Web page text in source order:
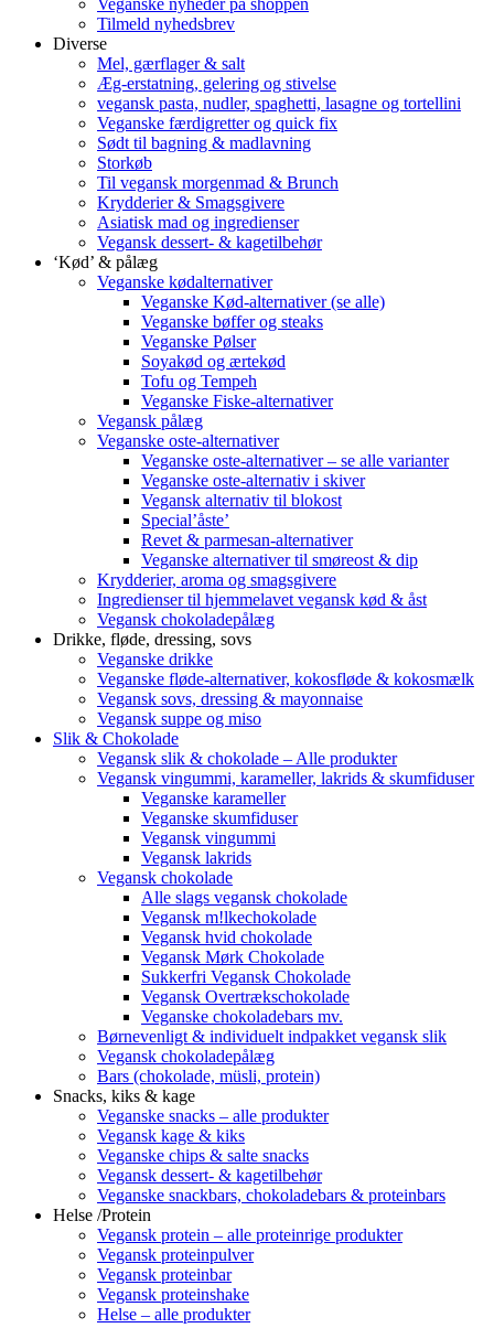
Tilmeld nyhedsbrev
Diverse
Mel, gærflager & salt
Æg-erstatning, gelering og stivelse
vegansk pasta, nudler, spaghetti, lasagne og tortellini
Veganske færdigretter og quick fix
Sødt til bagning & madlavning
Storkøb
Til vegansk morgenmad & Brunch
Krydderier & Smagsgivere
Asiatisk mad og ingredienser
Vegansk dessert- & kagetilbehør
‘Kød’ & pålæg
Veganske kødalternativer
Veganske Kød-alternativer (se alle)
Veganske bøffer og steaks
Veganske Pølser
Soyakød og ærtekød
Tofu og Tempeh
Veganske Fiske-alternativer
Vegansk pålæg
Veganske oste-alternativer
Veganske oste-alternativer – se alle varianter
Veganske oste-alternativ i skiver
Vegansk alternativ til blokost
Special’åste’
Revet & parmesan-alternativer
Veganske alternativer til smøreost & dip
Krydderier, aroma og smagsgivere
Ingredienser til hjemmelavet vegansk kød & åst
Vegansk chokoladepålæg
Drikke, fløde, dressing, sovs
Veganske drikke
Veganske fløde-alternativer, kokosfløde & kokosmælk
Vegansk sovs, dressing & mayonnaise
Vegansk suppe og miso
Slik & Chokolade
Vegansk slik & chokolade – Alle produkter
Vegansk vingummi, karameller, lakrids & skumfiduser
Veganske karameller
Veganske skumfiduser
Vegansk vingummi
Vegansk lakrids
Vegansk chokolade
Alle slags vegansk chokolade
Vegansk m!lkechokolade
Vegansk hvid chokolade
Vegansk Mørk Chokolade
Sukkerfri Vegansk Chokolade
Vegansk Overtrækschokolade
Veganske chokoladebars mv.
Børnevenligt & individuelt indpakket vegansk slik
Vegansk chokoladepålæg
Bars (chokolade, müsli, protein)
Snacks, kiks & kage
Veganske snacks – alle produkter
Vegansk kage & kiks
Veganske chips & salte snacks
Vegansk dessert- & kagetilbehør
Veganske snackbars, chokoladebars & proteinbars
Helse /Protein
Vegansk protein – alle proteinrige produkter
Vegansk proteinpulver
Vegansk proteinbar
Vegansk proteinshake
Helse – alle produkter